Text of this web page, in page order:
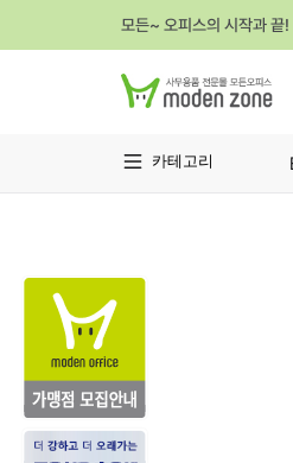
모든~ 오피스의 시작과
카테고리